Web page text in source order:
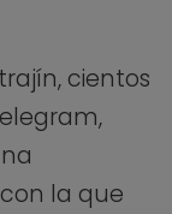
cientos
con la que